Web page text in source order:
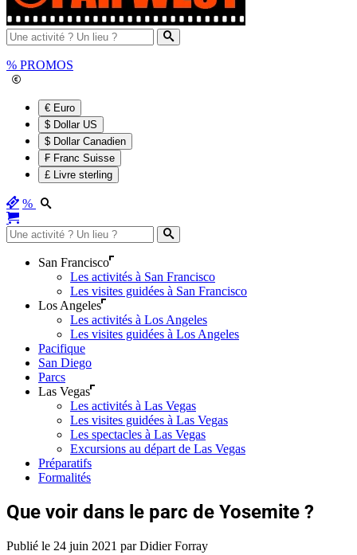
% PROMOS
€ Euro
$ Dollar US
$ Dollar Canadien
₣ Franc Suisse
£ Livre sterling
%
San Francisco
Les activités à San Francisco
Les visites guidées à San Francisco
Los Angeles
Les activités à Los Angeles
Les visites guidées à Los Angeles
Pacifique
San Diego
Parcs
Las Vegas
Les activités à Las Vegas
Les visites guidées à Las Vegas
Les spectacles à Las Vegas
Excursions au départ de Las Vegas
Préparatifs
Formalités
Que voir dans le parc de Yosemite ?
Publié le 24 juin 2021 par Didier Forray